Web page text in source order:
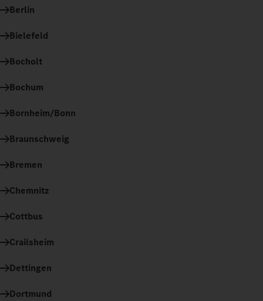
Berlin
Bielefeld
Bocholt
Bochum
Bornheim/Bonn
Braunschweig
Bremen
Chemnitz
Cottbus
Crailsheim
Dettingen
Dortmund